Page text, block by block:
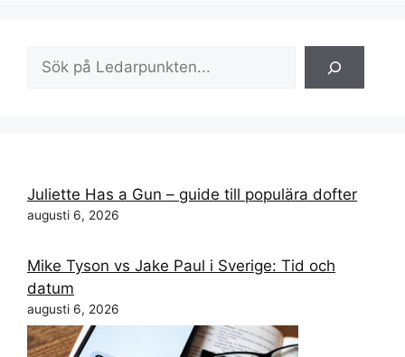
Sök
Juliette Has a Gun – guide till populära dofter
augusti 6, 2026
Mike Tyson vs Jake Paul i Sverige: Tid och
datum
augusti 6, 2026